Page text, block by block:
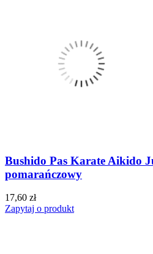
Bushido Pas Karate Aikido
pomarańczowy
17,60 zł
Zapytaj o produkt